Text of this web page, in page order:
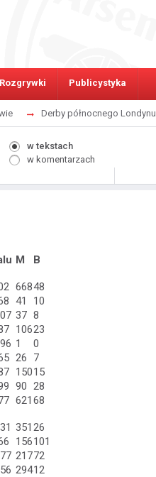
Rozgrywki Publicystyka
Derby północnego Londynu
w tekstach
w komentarzach
M
B
66848
41
10
37 8
10623
1
0
26
7
15015
90 28
621 68
351 26
156101
21772
29412